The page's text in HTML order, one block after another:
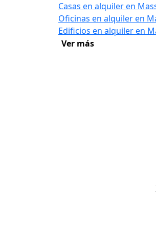
Casas en alquiler en
Oficinas en alquiler en
Edificios en alquiler en
Ver más